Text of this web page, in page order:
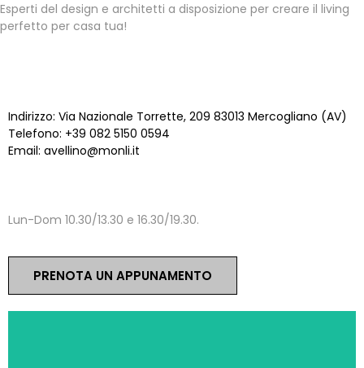
Esperti del design e architetti a disposizione per creare il living
perfetto per casa tua!
Indirizzo: Via Nazionale Torrette, 209 83013 Mercogliano (AV)
Telefono: +39 082 5150 0594
Email: avellino@monli.it
Lun-Dom 10.30/13.30 e 16.30/19.30.
PRENOTA UN APPUNAMENTO